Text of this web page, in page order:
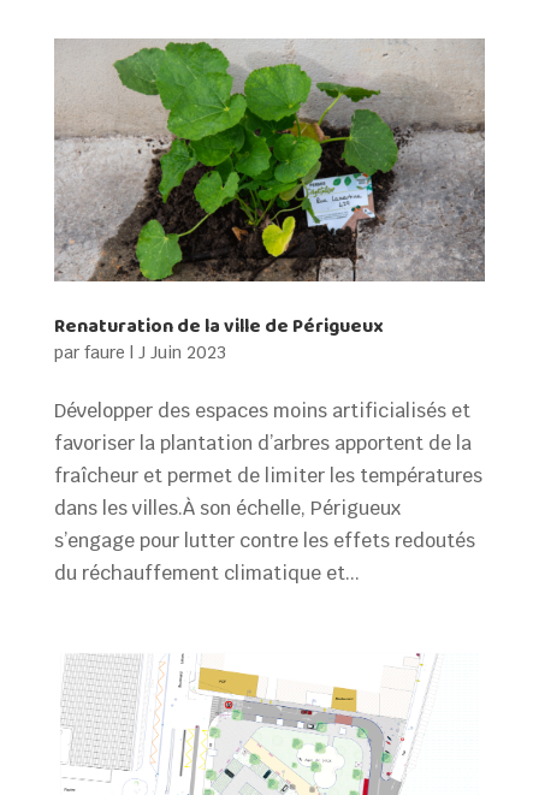
Renaturation de la ville de Périgueux
par faure | J Juin 2023
Développer des espaces moins artificialisés et
favoriser la plantation d’arbres apportent de la
fraîcheur et permet de limiter les températures
dans les villes.À son échelle, Périgueux
s’engage pour lutter contre les effets redoutés
du réchauffement climatique et...